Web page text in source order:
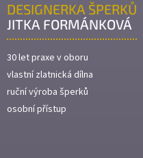
DESIGNERKA ŠPERKŮ
JITKA FORMÁNKOVÁ
30 let praxe v oboru
vlastní zlatnická dílna
ruční výroba šperků
osobní přístup